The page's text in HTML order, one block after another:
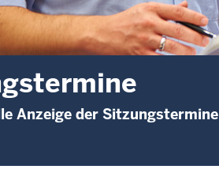
Anzeige der Sitzungstermine